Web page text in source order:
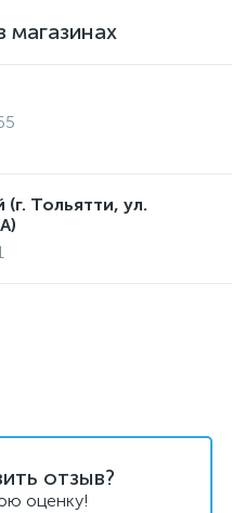
магазинах
Тольятти, ул.
отзыв?
оценку!